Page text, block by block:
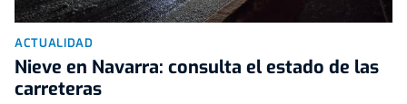
ACTUALIDAD
Nieve en Navarra: consulta el estado de las
carreteras